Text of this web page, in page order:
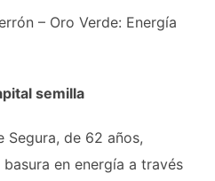
– Oro Verde: Energía
semilla
Segura, de 62 años,
en energía a través